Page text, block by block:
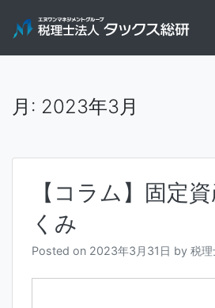
月: 2023年3月
【コラム】固定
くみ
Posted on 2023年3月31日 by 税